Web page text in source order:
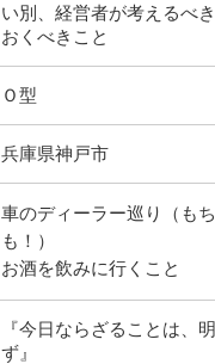
い別、経営者が考えるべ
おくべきこと
Ｏ型
兵庫県神戸市
車のディーラー巡り（も
も！）
お酒を飲みに行くこと
『今日ならざることは、
ず』